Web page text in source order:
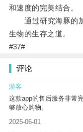
和速度的完美结合。
通过研究海豚的加
生物的生存之道。
#37#
评论
游客
这款app的售后服务非常
够放心购物。
2025-06-01